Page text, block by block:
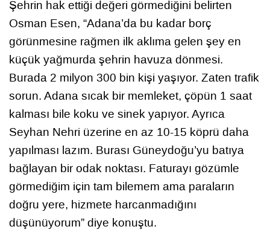
Şehrin hak ettiği değeri görmediğini belirten
Osman Esen, “Adana’da bu kadar borç
görünmesine rağmen ilk aklıma gelen şey en
küçük yağmurda şehrin havuza dönmesi.
Burada 2 milyon 300 bin kişi yaşıyor. Zaten trafik
sorun. Adana sıcak bir memleket, çöpün 1 saat
kalması bile koku ve sinek yapıyor. Ayrıca
Seyhan Nehri üzerine en az 10-15 köprü daha
yapılması lazım. Burası Güneydoğu’yu batıya
bağlayan bir odak noktası. Faturayı gözümle
görmediğim için tam bilemem ama paraların
doğru yere, hizmete harcanmadığını
düşünüyorum” diye konuştu.